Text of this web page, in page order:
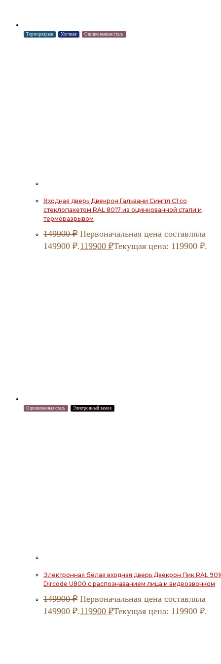
Терморазрыв Уличная Оцинкованная сталь
Входная дверь Двекрон Гальвани Симпл С1 со
стеклопакетом RAL 8017 из оцинкованной стали и
терморазрывом
149900₽ Первоначальная цена составляла
149900 ₽.119900 ₽Текущая цена: 119900 ₽.
Оцинкованная сталь Электронный замок
Электронная белая входная дверь Двекрон Пик RAL
Dircode U800 с распознаванием лица и видеозвонком
149900₽ Первоначальная цена составляла
149900 ₽.119900 ₽Текущая цена: 119900 ₽.